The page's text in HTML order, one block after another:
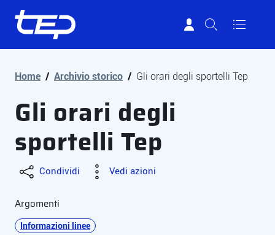
Tep - Trasporti pubblici Parma
Home / Archivio storico / Gli orari degli sportelli Tep
Gli orari degli
sportelli Tep
Condividi Vedi azioni
Argomenti
Informazioni linee